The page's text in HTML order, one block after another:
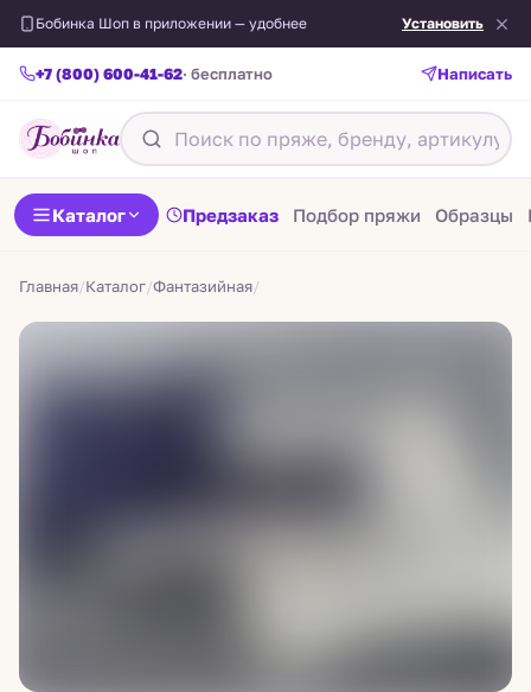
Бобинка Шоп в приложении — удобнее Установить
+7 (800) 600-41-62· бесплатно Написать
Каталог Предзаказ Подбор пряжи Образцы
Главная/Каталог/Фантазийная/